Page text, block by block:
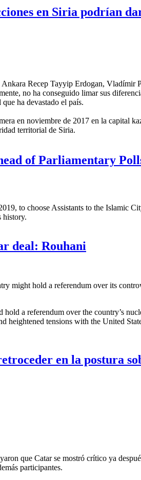
en Siria podrían
Recep Tayyip Erdogan, Vladímir
no ha conseguido limar sus
ha devastado el país.
en noviembre de 2017 en la capital
territorial de Siria.
of Parliamentary
to choose Assistants to the Islamic
history.
deal: Rouhani
might hold a referendum over its
hold a referendum over the country’s
heightened tensions with the United
en la postura
que Catar se mostró crítico ya
participantes.